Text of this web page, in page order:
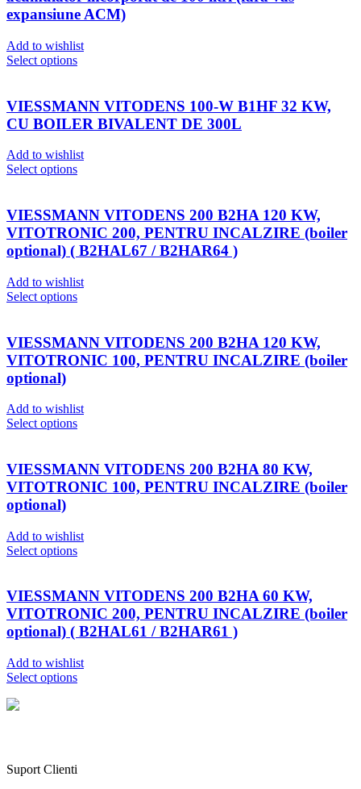
expansiune ACM)
Add to wishlist
Select options
VIESSMANN VITODENS 100-W B1HF 32 KW,
CU BOILER BIVALENT DE 300L
Add to wishlist
Select options
VIESSMANN VITODENS 200 B2HA 120 KW,
VITOTRONIC 200, PENTRU INCALZIRE (boiler
optional) ( B2HAL67 / B2HAR64 )
Add to wishlist
Select options
VIESSMANN VITODENS 200 B2HA 120 KW,
VITOTRONIC 100, PENTRU INCALZIRE (boiler
optional)
Add to wishlist
Select options
VIESSMANN VITODENS 200 B2HA 80 KW,
VITOTRONIC 100, PENTRU INCALZIRE (boiler
optional)
Add to wishlist
Select options
VIESSMANN VITODENS 200 B2HA 60 KW,
VITOTRONIC 200, PENTRU INCALZIRE (boiler
optional) ( B2HAL61 / B2HAR61 )
Add to wishlist
Select options
Suport Clienti